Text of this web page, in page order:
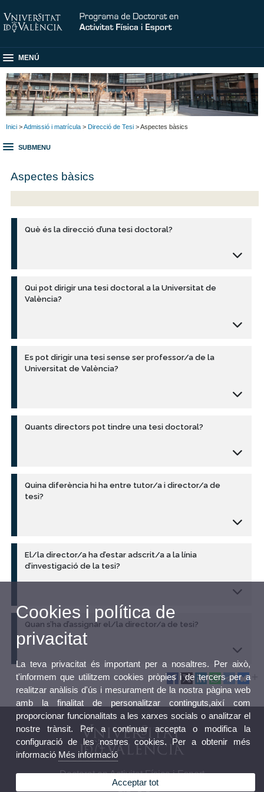
MENÚ
Inici >Admissió i matrícula > Direcció de Tesi > Aspectes bàsics
SUBMENU
Aspectes bàsics
Què és la direcció d’una tesi doctoral?
Qui pot dirigir una tesi doctoral a la Universitat de
València?
Es pot dirigir una tesi sense ser professor/a de la
Universitat de València?
Quants directors pot tindre una tesi doctoral?
Quina diferència hi ha entre tutor/a i director/a de
tesi?
El/la director/a ha d’estar adscrit/a a la línia
d’investigació de la tesi?
Quan s’ha d’assignar el/la director/a de tesi?
Doctorat en Activitat Física i Esport
Cookies i política de
privacitat
La teva privacitat és important per a nosaltres. Per això,
t'informem que utilitzem cookies pròpies i de tercers per a
realitzar anàlisis d'ús i mesurament de la nostra pàgina web
amb la finalitat de personalitzar continguts,així com
proporcionar funcionalitats a les xarxes socials o analitzar el
nostre trànsit. Per a continuar accepta o modifica la
configuració de les nostres cookies. Per a obtenir més
informació Més informació
Acceptar tot